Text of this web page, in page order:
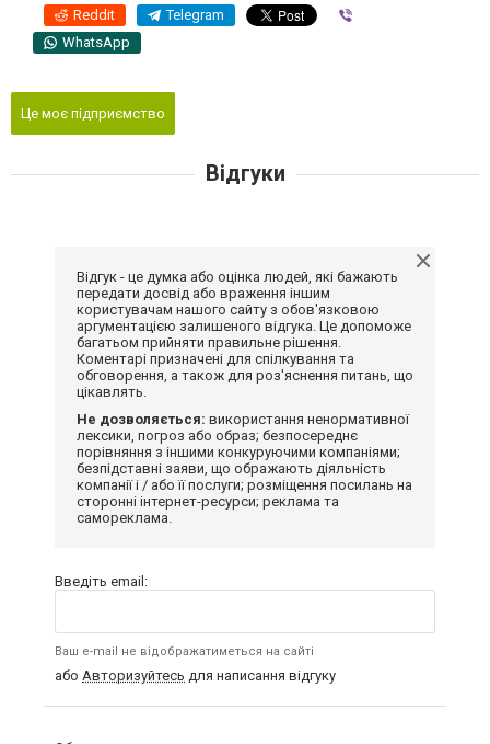
Reddit Telegram
WhatsApp
Це моє підприємство
Відгуки
Відгук - це думка або оцінка людей, які бажають
передати досвід або враження іншим
користувачам нашого сайту з обов'язковою
аргументацією залишеного відгука. Це допоможе
багатьом прийняти правильне рішення.
Коментарі призначені для спілкування та
обговорення, а також для роз'яснення питань, що
цікавлять.
Не дозволяється: використання ненормативної
лексики, погроз або образ; безпосереднє
порівняння з іншими конкуруючими компаніями;
безпідставні заяви, що ображають діяльність
компанії і / або її послуги; розміщення посилань на
сторонні інтернет-ресурси; реклама та
самореклама.
Введіть email:
Ваш e-mail не відображатиметься на сайті
або Авторизуйтесь для написання відгуку